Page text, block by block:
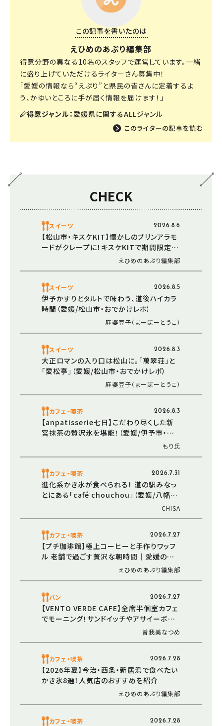
この記事を書いたのは
えひめのあぷり編集部
得意分野の異なる10名のスタッフで運営しています。一緒
に盛り上げていただけるライターさん募集中！
「愛媛の情報なら“えぷり”と県民の皆さんに定着するよ
う、かゆいところに手が届く情報を届けます！」
得意ジャンル： 愛媛県に関するALLジャンル
CHECK
スイーツ 2026.8.6
【松山市・キスケKIT】懐かしのプリンアラモ
ードがクレープに！キスケKITで期間限定販
えひめのあぷり編集部
スイーツ 2026.8.5
伊予かすりとタルトで味わう、道後ハイカラ
時間（愛媛/松山市・おでかけレポ）
麻婆豆子（まーぼーとうこ）
スイーツ 2026.8.3
大正ロマンの入り口は松山に。「萬翠荘」と
「愛松亭」（愛媛/松山市・おでかけレポ）
麻婆豆子（まーぼーとうこ）
カフェ・喫茶 2026.8.3
【anpatisserie七日】こだわり尽くした新
宮抹茶の贅沢氷を堪能！（愛媛/伊予市・お
もり氏
カフェ・喫茶 2026.7.31
進化系かき氷が食べられる！ 道の駅みなっ
とにある「café chouchou」（愛媛/八幡浜
CHISA
カフェ・喫茶 2026.7.27
【プチ珈琲館】極上コーヒーと手作りワッフ
ル 老舗で過ごす贅沢な朝時間｜愛媛の夏
モーニング（愛媛/西条市）えひめのあぷり編集部
パン 2026.7.27
【VENTO VERDE CAFE】全席半個室カフェ
でモーニング！サンドイッチやアサイーボウ
ルも！？（愛媛/松山市・おでかけレポ）曽我美なつめ
カフェ・喫茶 2026.7.28
【2026年夏】今治・西条・新居浜で食べたい
かき氷8選！人気店のおすすめを紹介
えひめのあぷり編集部
カフェ・喫茶 2026.7.28